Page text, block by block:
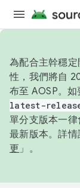
為配合主幹穩
性，我們將自
布至 AOSP。
latest-
單分支版本一
最新版本。詳情
更 」。